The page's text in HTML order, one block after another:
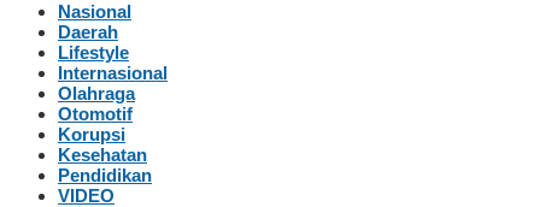
Nasional
Daerah
Lifestyle
Internasional
Olahraga
Otomotif
Korupsi
Kesehatan
Pendidikan
VIDEO